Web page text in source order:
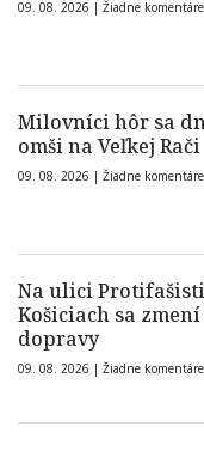
09. 08. 2026 | Žiadne komentáre
Milovníci hôr sa
omši na Veľkej Rači
09. 08. 2026 | Žiadne komentáre
Na ulici
Košiciach sa
dopravy
09. 08. 2026 | Žiadne komentáre